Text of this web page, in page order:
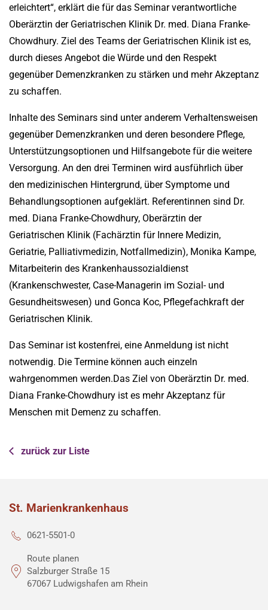
erleichtert“, erklärt die für das Seminar verantwortliche
Oberärztin der Geriatrischen Klinik Dr. med. Diana Franke-
Chowdhury. Ziel des Teams der Geriatrischen Klinik ist es,
durch dieses Angebot die Würde und den Respekt
gegenüber Demenzkranken zu stärken und mehr Akzeptanz
zu schaffen.
Inhalte des Seminars sind unter anderem Verhaltensweisen
gegenüber Demenzkranken und deren besondere Pflege,
Unterstützungsoptionen und Hilfsangebote für die weitere
Versorgung. An den drei Terminen wird ausführlich über
den medizinischen Hintergrund, über Symptome und
Behandlungsoptionen aufgeklärt. Referentinnen sind Dr.
med. Diana Franke-Chowdhury, Oberärztin der
Geriatrischen Klinik (Fachärztin für Innere Medizin,
Geriatrie, Palliativmedizin, Notfallmedizin), Monika Kampe,
Mitarbeiterin des Krankenhaussozialdienst
(Krankenschwester, Case-Managerin im Sozial- und
Gesundheitswesen) und Gonca Koc, Pflegefachkraft der
Geriatrischen Klinik.
Das Seminar ist kostenfrei, eine Anmeldung ist nicht
notwendig. Die Termine können auch einzeln
wahrgenommen werden.Das Ziel von Oberärztin Dr. med.
Diana Franke-Chowdhury ist es mehr Akzeptanz für
Menschen mit Demenz zu schaffen.
zurück zur Liste
St. Marienkrankenhaus
0621-5501-0
Route planen
Salzburger Straße 15
67067 Ludwigshafen am Rhein